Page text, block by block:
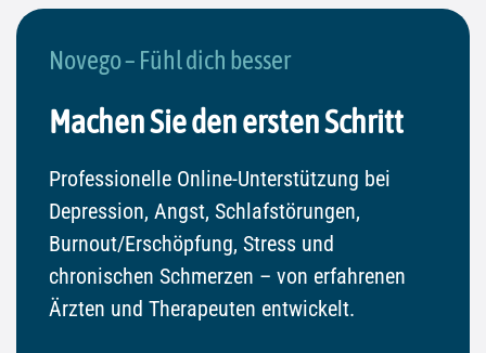
Novego – Fühl dich besser
Machen Sie den ersten Schritt
Professionelle Online-Unterstützung bei
Depression, Angst, Schlafstörungen,
Burnout/Erschöpfung, Stress und
chronischen Schmerzen – von erfahrenen
Ärzten und Therapeuten entwickelt.